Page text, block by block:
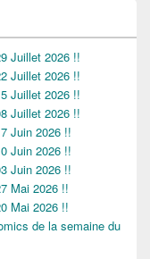
Juillet 2026 !!
Juillet 2026 !!
Juillet 2026 !!
Juillet 2026 !!
Juin 2026 !!
Juin 2026 !!
Juin 2026 !!
Mai 2026 !!
Mai 2026 !!
de la semaine du